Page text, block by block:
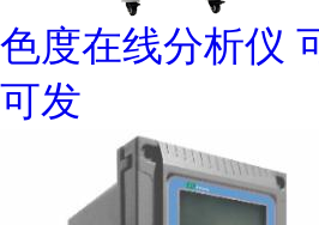
色度在线分析仪
可发